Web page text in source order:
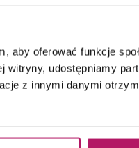
aby oferować funkcje
udostępniamy
z innymi danymi